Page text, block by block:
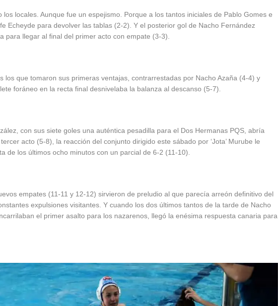
locales. Aunque fue un espejismo. Porque a los tantos iniciales de Pablo Gomes e
Echeyde para devolver las tablas (2-2). Y el posterior gol de Nacho Fernández
para llegar al final del primer acto con empate (3-3).
los que tomaron sus primeras ventajas, contrarrestadas por Nacho Azaña (4-4) y
foráneo en la recta final desnivelaba la balanza al descanso (5-7).
con sus siete goles una auténtica pesadilla para el Dos Hermanas PQS, abría
acto (5-8), la reacción del conjunto dirigido este sábado por ‘Jota’ Murube le
de los últimos ocho minutos con un parcial de 6-2 (11-10).
empates (11-11 y 12-12) sirvieron de preludio al que parecía arreón definitivo del
expulsiones visitantes. Y cuando los dos últimos tantos de la tarde de Nacho
el primer asalto para los nazarenos, llegó la enésima respuesta canaria para